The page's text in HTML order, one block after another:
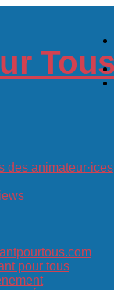
des animateur·ices
pour tous